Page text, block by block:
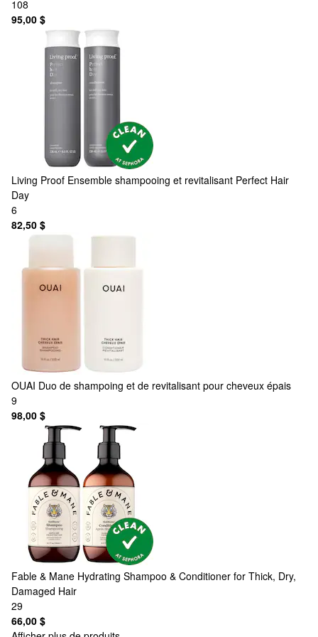
108
95,00 $
Living Proof Ensemble shampooing et revitalisant Perfect Hair
Day
6
82,50 $
OUAI Duo de shampoing et de revitalisant pour cheveux épais
9
98,00 $
Fable & Mane Hydrating Shampoo & Conditioner for Thick, Dry,
Damaged Hair
29
66,00 $